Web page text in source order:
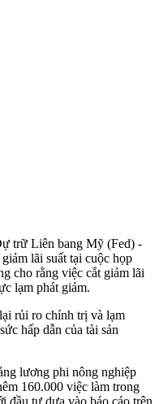
trữ Liên bang Mỹ (Fed) -
lãi suất tại cuộc họp
cho rằng việc cắt giảm lãi
lạm phát giảm.
rủi ro chính trị và lạm
hấp dẫn của tài sản
lương phi nông nghiệp
160.000 việc làm trong
đầu tư dựa vào báo cáo trên